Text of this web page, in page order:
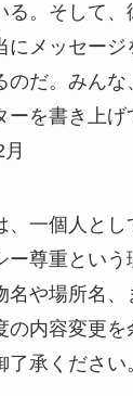
る。そして
にメッセー
だ。みんな
を書き上げ
、一個人とし
ー尊重という
名や場所名
の内容変更
承ください